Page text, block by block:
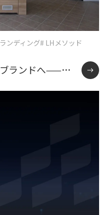
ンディング# LHメソッド
ブランドへ——オ
変革